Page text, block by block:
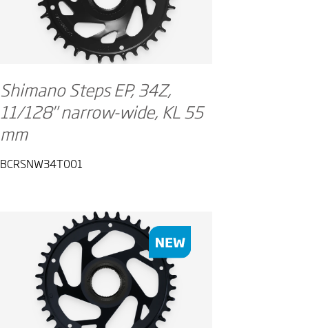
Shimano Steps EP, 34Z,
11/128" narrow-wide, KL 55
mm
BCRSNW34T001